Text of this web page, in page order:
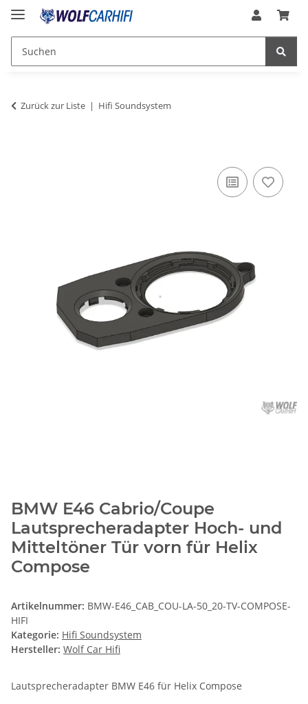
Zurück zur Liste Hifi Soundsystem
BMW E46 Cabrio/Coupe
Lautsprecheradapter Hoch- und
Mitteltöner Tür vorn für Helix
Compose
Artikelnummer: BMW-E46_CAB_COU-LA-50_20-TV-COMPOSE-
HIFI
Kategorie: Hifi Soundsystem
Hersteller: Wolf Car Hifi
Lautsprecheradapter BMW E46 für Helix Compose